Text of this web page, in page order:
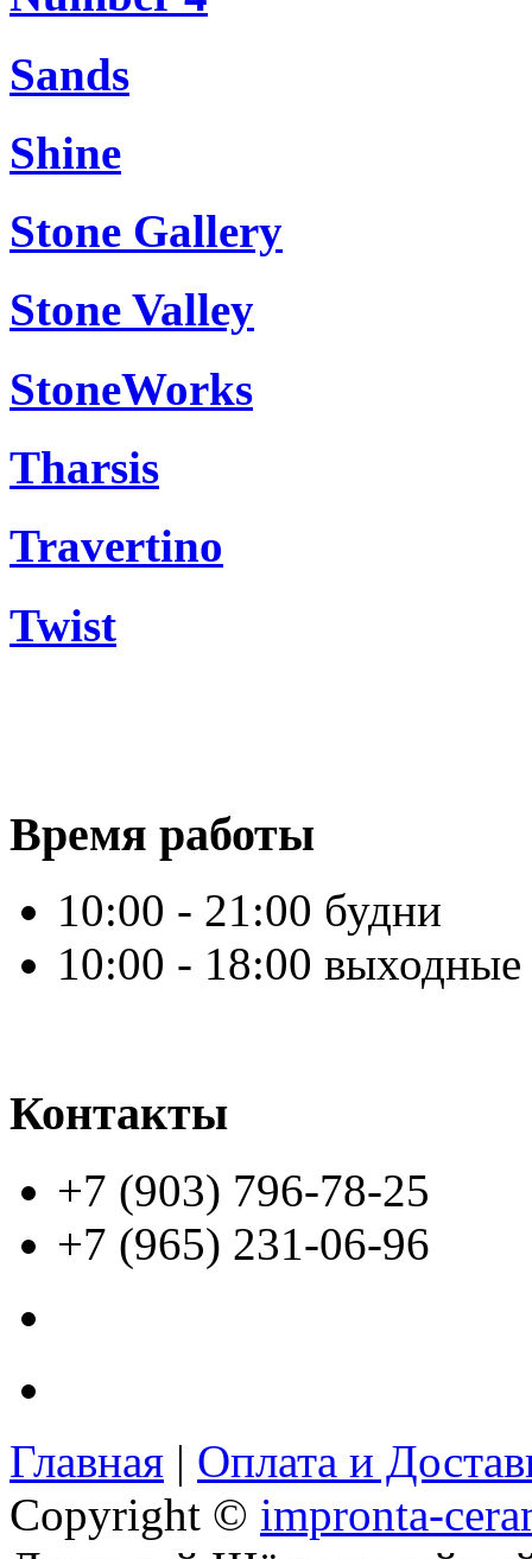
Sands
Shine
Stone Gallery
Stone Valley
StoneWorks
Tharsis
Travertino
Twist
Время работы
10:00 - 21:00 будни
10:00 - 18:00 выходные
Контакты
+7 (903) 796-78-25
+7 (965) 231-06-96
Главная | Оплата и
Copyright © impronta-